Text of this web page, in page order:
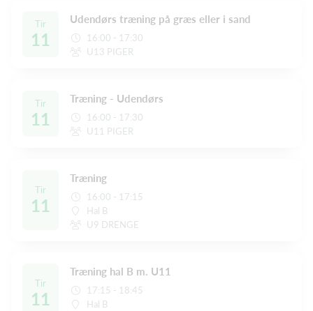
Tir
11
Udendørs træning på græs eller i sand
16:00 - 17:30
U13 PIGER
Tir
11
Træning - Udendørs
16:00 - 17:30
U11 PIGER
Tir
11
Træning
16:00 - 17:15
Hal B
U9 DRENGE
Tir
11
Træning hal B m. U11
17:15 - 18:45
Hal B